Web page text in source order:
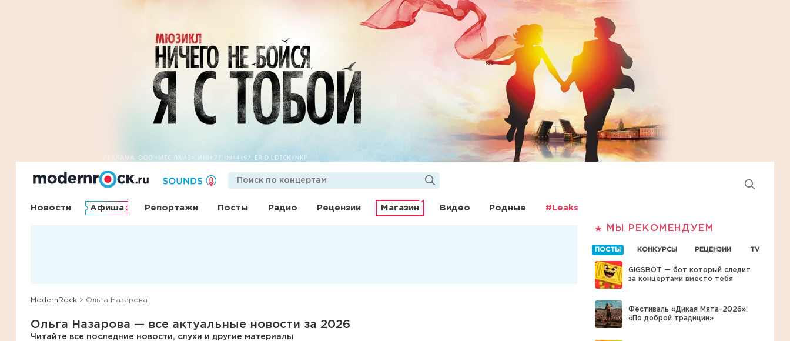
Новости Афиша Репортажи Посты Радио Рецензии Магазин Видео Родные #Leaks
ModernRock > Ольга Назарова
Ольга Назарова — все актуальные новости за 2026
Читайте все последние новости, слухи и другие материалы
МЫ РЕКОМЕНДУЕМ
ПОСТЫ КОНКУРСЫ РЕЦЕНЗИИ TV
GIGSBOT — бот который следит
за концертами вместо тебя
Фестиваль «Дикая Мята-2026»:
«По доброй традиции»